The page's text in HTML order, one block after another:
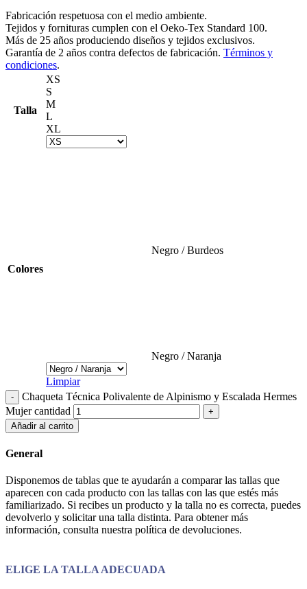
Fabricación respetuosa con el medio ambiente.
Tejidos y fornituras cumplen con el Oeko-Tex Standard 100.
Más de 25 años produciendo diseños y tejidos exclusivos.
Garantía de 2 años contra defectos de fabricación. Términos y
condiciones.
Talla
XS
S
M
L
XL
Colores
Negro / Burdeos
Negro / Naranja
Limpiar
Chaqueta Técnica Polivalente de Alpinismo y Escalada Hermes
Mujer cantidad
Añadir al carrito
General
Disponemos de tablas que te ayudarán a comparar las tallas que
aparecen con cada producto con las tallas con las que estés más
familiarizado. Si recibes un producto y la talla no es correcta, puedes
devolverlo y solicitar una talla distinta. Para obtener más
información, consulta nuestra política de devoluciones.
ELIGE LA TALLA ADECUADA